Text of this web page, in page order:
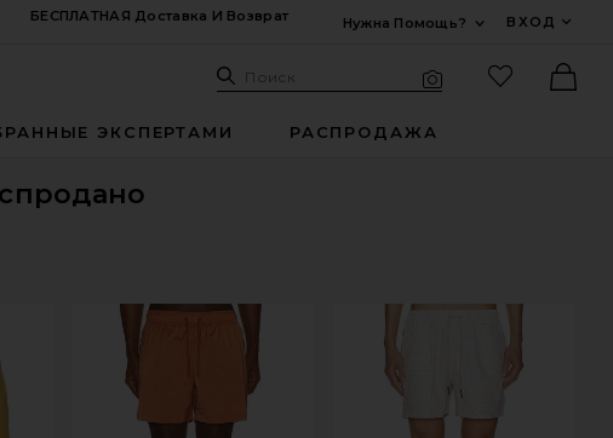
БЕСПЛАТНАЯ Доставка И Возврат
Нужна Помощь?
ВХОД
Поиск: Site
Поиск
ЭКСПЕРТАМИ РАСПРОДАЖА